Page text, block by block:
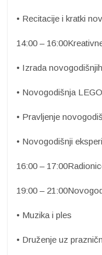
• Recitacije i kratki
14:00 –
• Izrada
• Novogodišnja
• Pravljenje
• Novogodišnji
16:00 –
19:00 –
• Muzika i ples
• Druženje uz